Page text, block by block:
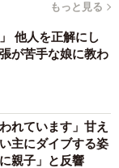
もっと見る
他人を正解にし
が苦手な娘に教わ
れています」甘え
主にダイブする姿
親子」と反響